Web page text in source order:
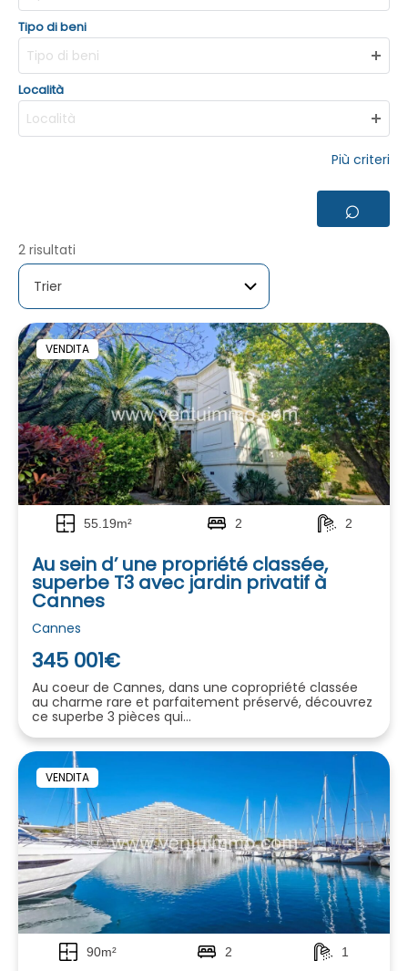
Tipo di beni
Tipo di beni
Località
Località
Più criteri
⌕
2 risultati
VENDITA
55.19m² 2 2
Au sein d’ une propriété classée,
superbe T3 avec jardin privatif à
Cannes
Cannes
345 001€
Au coeur de Cannes, dans une copropriété classée
au charme rare et parfaitement préservé, découvrez
ce superbe 3 pièces qui...
VENDITA
90m² 2 1